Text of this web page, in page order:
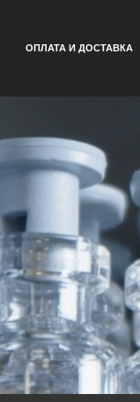
ОПЛАТА И ДОСТАВКА